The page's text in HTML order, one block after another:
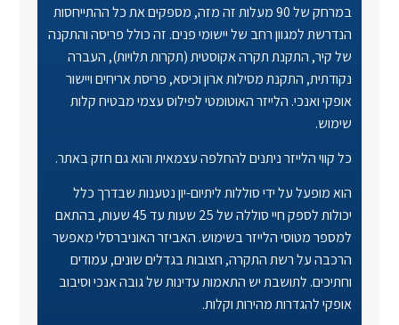
במרחק של 90 מעלות זה מזה, מספקים את כל ההתייחסות
הנדרשת למגוון רחב של יישומי פנים. זה כולל פריסה והתקנה
של קיר, התקנת תקרה אקוסטית (תקרות תלויות), העברה
נקודתית, התקנת מסילות ארון וכיסא, פריסת אריחים ויישור
אופקי ואנכי. הלייזר האוטומטי לפילוס עצמי מבטיח קלות
שימוש.
כל קווי הלייזר ניתנים להחלפה עצמאית והוא גם חזק באתר.
הוא מופעל על ידי סוללות ליתיום-יון נטענות שבדרך כלל
יכולות לספק חיי סוללה של 25 שעות עד 45 שעות, בהתאם
למספר מטוסי הלייזר בשימוש. האביזר האוניברסלי מאפשר
הרכבה על רשת התקרה, חצובות בגדלים שונים, עמודים
וחתיכים. לתושבת יש התאמות עדינות של גובה אנכי וסיבוב
אופקי להגדרות מהירות וקלות.